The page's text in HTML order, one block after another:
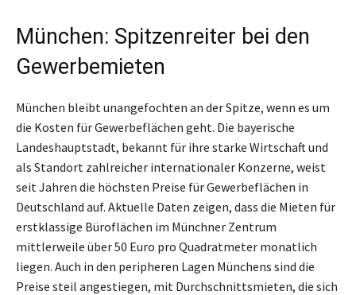
München: Spitzenreiter bei den
Gewerbemieten
München bleibt unangefochten an der Spitze, wenn es um
die Kosten für Gewerbeflächen geht. Die bayerische
Landeshauptstadt, bekannt für ihre starke Wirtschaft und
als Standort zahlreicher internationaler Konzerne, weist
seit Jahren die höchsten Preise für Gewerbeflächen in
Deutschland auf. Aktuelle Daten zeigen, dass die Mieten für
erstklassige Büroflächen im Münchner Zentrum
mittlerweile über 50 Euro pro Quadratmeter monatlich
liegen. Auch in den peripheren Lagen Münchens sind die
Preise steil angestiegen, mit Durchschnittsmieten, die sich